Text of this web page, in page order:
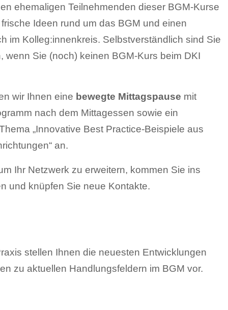
ehemaligen Teilnehmenden dieser BGM-Kurse
Ideen rund um das BGM und einen
im Kolleg:innenkreis. Selbstverständlich sind Sie
wenn Sie (noch) keinen BGM-Kurs beim DKI
wir Ihnen eine bewegte Mittagspause mit
nach dem Mittagessen sowie ein
„Innovative Best Practice-Beispiele aus
an.
Ihr Netzwerk zu erweitern, kommen Sie ins
und knüpfen Sie neue Kontakte.
stellen Ihnen die neuesten Entwicklungen
zu aktuellen Handlungsfeldern im BGM vor.